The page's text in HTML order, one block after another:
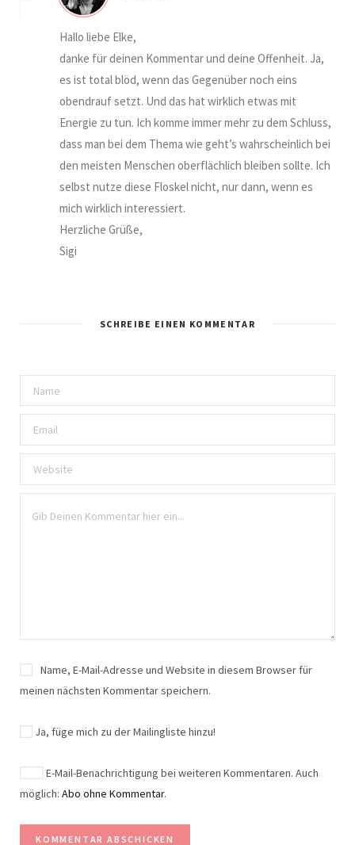
Hallo liebe Elke,
danke für deinen Kommentar und deine Offenheit. Ja,
es ist total blöd, wenn das Gegenüber noch eins
obendrauf setzt. Und das hat wirklich etwas mit
Energie zu tun. Ich komme immer mehr zu dem Schluss,
dass man bei dem Thema wie geht’s wahrscheinlich bei
den meisten Menschen oberflächlich bleiben sollte. Ich
selbst nutze diese Floskel nicht, nur dann, wenn es
mich wirklich interessiert.
Herzliche Grüße,
Sigi
SCHREIBE EINEN KOMMENTAR
Name, E-Mail-Adresse und Website in diesem Browser für
meinen nächsten Kommentar speichern.
Ja, füge mich zu der Mailingliste hinzu!
E-Mail-Benachrichtigung bei weiteren Kommentaren. Auch
möglich: Abo ohne Kommentar.